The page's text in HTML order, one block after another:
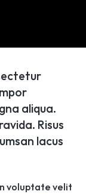
aliqua.
Risus
lacus
voluptate velit